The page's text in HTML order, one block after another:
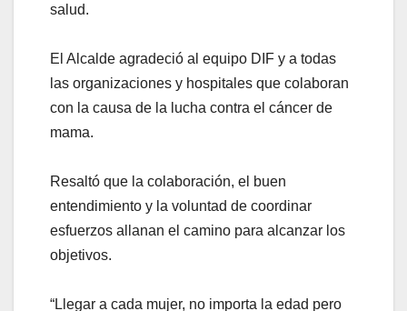
salud.
El Alcalde agradeció al equipo DIF y a todas
las organizaciones y hospitales que colaboran
con la causa de la lucha contra el cáncer de
mama.
Resaltó que la colaboración, el buen
entendimiento y la voluntad de coordinar
esfuerzos allanan el camino para alcanzar los
objetivos.
“Llegar a cada mujer, no importa la edad pero